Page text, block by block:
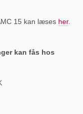
15 kan læses her.
kan fås hos